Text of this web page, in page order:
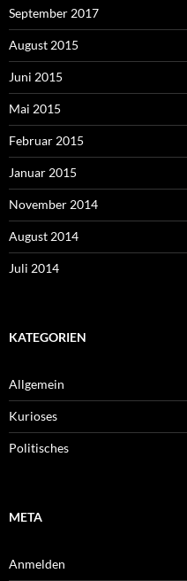
September 2017
August 2015
Juni 2015
Mai 2015
Februar 2015
Januar 2015
November 2014
August 2014
Juli 2014
KATEGORIEN
Allgemein
Kurioses
Politisches
META
Anmelden